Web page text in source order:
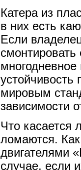
Катера из
в них есть
Если
устойчивость
мировым
зависимости
Что касается
ломаются. Как
двигателями
случае, если